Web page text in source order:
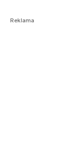
Reklama